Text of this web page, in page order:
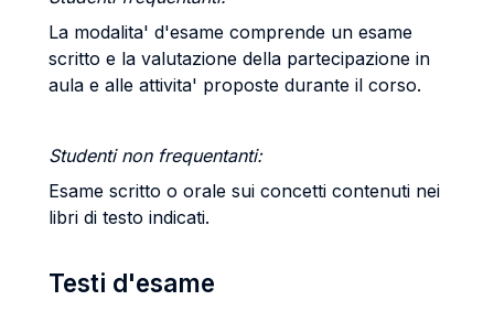
La modalita' d'esame comprende un esame
scritto e la valutazione della partecipazione in
aula e alle attivita' proposte durante il corso.
Studenti non frequentanti:
Esame scritto o orale sui concetti contenuti nei
libri di testo indicati.
Testi d'esame